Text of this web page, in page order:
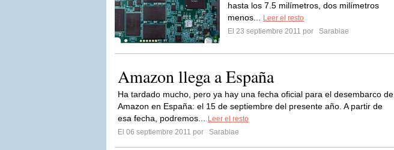
hasta los 7.5 milímetros, dos milímetros
menos...
Leer el resto
El 23 septiembre 2011 por
Sarabiae
Amazon llega a España
Ha tardado mucho, pero ya hay una fecha oficial para el desembarco de
Amazon en España: el 15 de septiembre del presente año. A partir de
esa fecha, podremos...
Leer el resto
El 06 septiembre 2011 por
Sarabiae